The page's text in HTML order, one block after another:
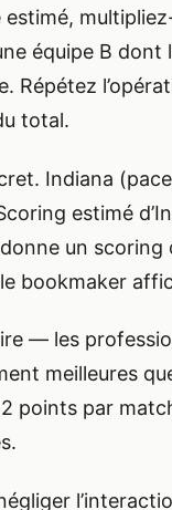
équipe B dont
Répétez
total.
Indiana
estimé
un
bookmaker
— les
meilleures
points par